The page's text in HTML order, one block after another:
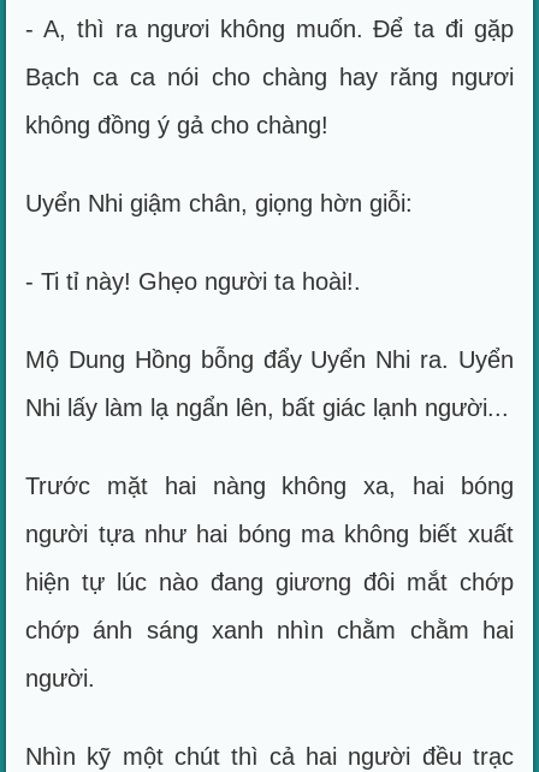
- A, thì ra ngươi không muốn. Để ta đi gặp
Bạch ca ca nói cho chàng hay răng ngươi
không đồng ý gả cho chàng!
Uyển Nhi giậm chân, giọng hờn giỗi:
- Ti tỉ này! Ghẹo người ta hoài!.
Mộ Dung Hồng bỗng đẩy Uyển Nhi ra. Uyển
Nhi lấy làm lạ ngẩn lên, bất giác lạnh người...
Trước mặt hai nàng không xa, hai bóng
người tựa như hai bóng ma không biết xuất
hiện tự lúc nào đang giương đôi mắt chớp
chớp ánh sáng xanh nhìn chằm chằm hai
người.
Nhìn kỹ một chút thì cả hai người đều trạc